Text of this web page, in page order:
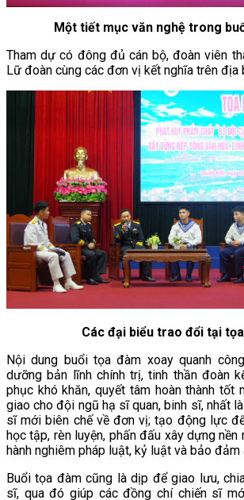
Một tiết mục văn nghệ trong
Tham dự có đông đủ cán bộ, đoàn viên
Lữ đoàn cùng các đơn vị kết nghĩa trên địa
Các đại biểu trao đổi tại
Nội dung buổi tọa đàm xoay quanh
dưỡng bản lĩnh chính trị, tinh thần đoàn
phục khó khăn, quyết tâm hoàn thành tốt
giao cho đội ngũ hạ sĩ quan, binh sĩ, nhất
sĩ mới biên chế về đơn vị; tạo động lực
học tập, rèn luyện, phấn đấu xây dựng nền
hành nghiêm pháp luật, kỷ luật và bảo đảm
Buổi tọa đàm cũng là dịp để giao lưu,
sĩ, qua đó giúp các đồng chí chiến sĩ